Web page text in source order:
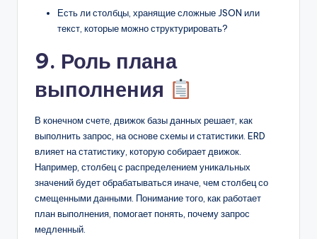
Есть ли столбцы, хранящие сложные JSON или
текст, которые можно структурировать?
9. Роль плана
выполнения
В конечном счете, движок базы данных решает, как
выполнить запрос, на основе схемы и статистики. ERD
влияет на статистику, которую собирает движок.
Например, столбец с распределением уникальных
значений будет обрабатываться иначе, чем столбец со
смещенными данными. Понимание того, как работает
план выполнения, помогает понять, почему запрос
медленный.